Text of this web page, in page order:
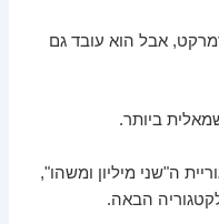
אבל הוא עובד גם
ביותר.
לקטגוריית ה"שני מיליון ומשהו",